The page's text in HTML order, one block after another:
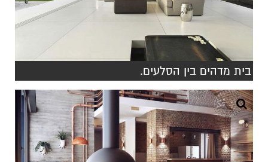
בית מדהים בין הסלעים.